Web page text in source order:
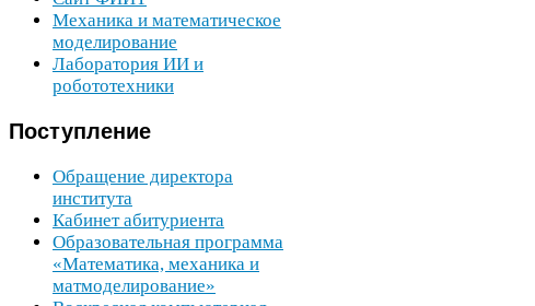
Механика и математическое
моделирование
Лаборатория ИИ и
робототехники
Поступление
Обращение директора
института
Кабинет абитуриента
Образовательная программа
«Математика, механика и
матмоделирование»